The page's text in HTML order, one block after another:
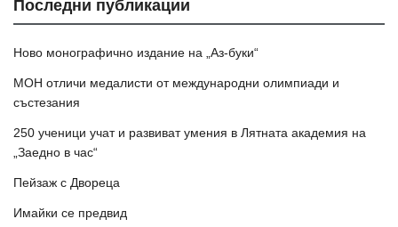
Последни публикации
Ново монографично издание на „Аз-буки“
МОН отличи медалисти от международни олимпиади и
състезания
250 ученици учат и развиват умения в Лятната академия на
„Заедно в час“
Пейзаж с Двореца
Имайки се предвид